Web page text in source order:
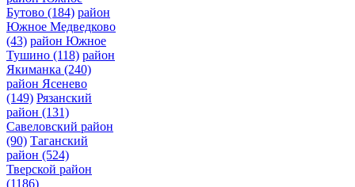
Бутово (184) район
Южное Медведково
(43) район Южное
Тушино (118) район
Якиманка (240)
район Ясенево
(149) Рязанский
район (131)
Савеловский район
(90) Таганский
район (524)
Тверской район
(1186)